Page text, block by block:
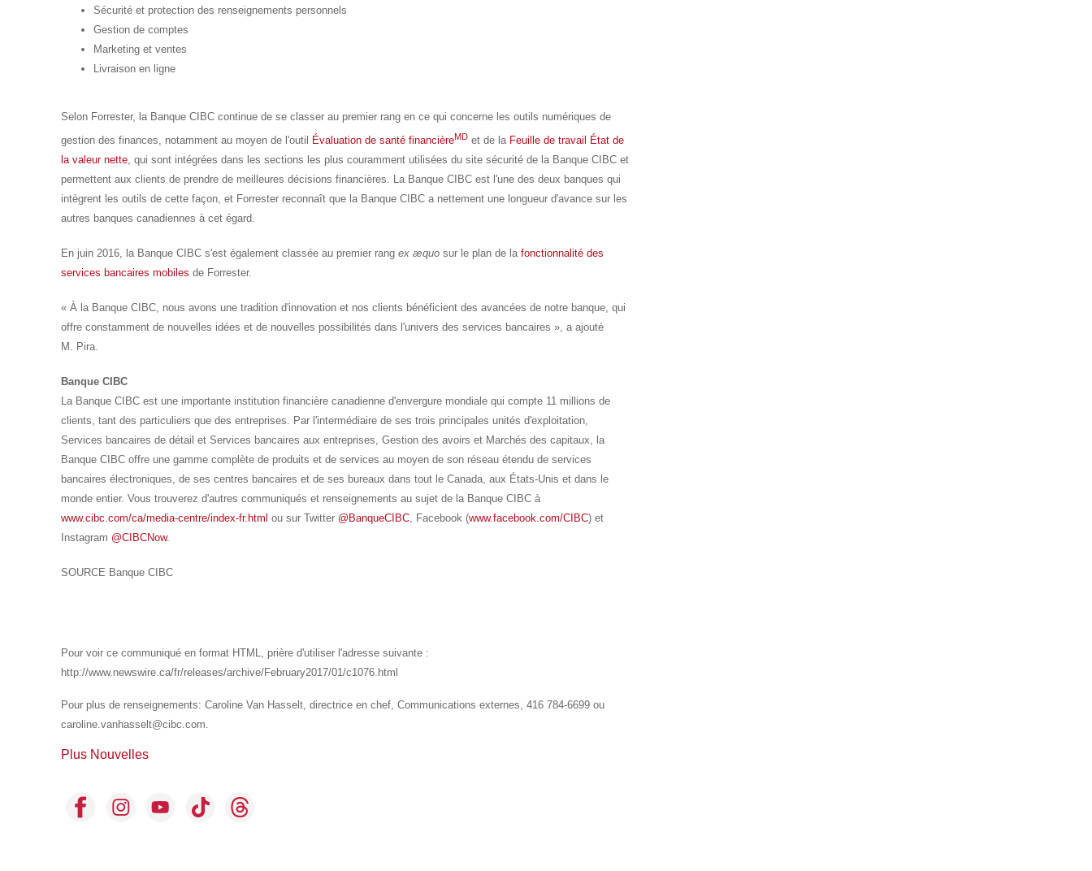
Sécurité et protection des renseignements personnels
Gestion de comptes
Marketing et ventes
Livraison en ligne
Selon Forrester, la Banque CIBC continue de se classer au premier rang en ce qui concerne les outils numériques de
gestion des finances, notamment au moyen de l'outil
Évaluation de santé financièreMD et de la Feuille de travail État de
la valeur nette, qui sont intégrées dans les sections les plus couramment utilisées du site sécurité de la Banque CIBC et
permettent aux clients de prendre de meilleures décisions financières. La Banque CIBC est l'une des deux banques qui
intègrent les outils de cette façon, et Forrester reconnaît que la Banque CIBC a nettement une longueur d'avance sur les
autres banques canadiennes à cet égard.
En juin 2016, la Banque CIBC s'est également classée au premier rangex æquo sur le plan de lafonctionnalité des
services bancaires mobiles de Forrester.
« À la Banque CIBC, nous avons une tradition d'innovation et nos clients bénéficient des avancées de notre banque, qui
offre constamment de nouvelles idées et de nouvelles possibilités dans l'univers des services bancaires », a ajouté
M. Pira.
Banque CIBC
La Banque CIBC est une importante institution financière canadienne d'envergure mondiale qui compte 11 millions de
clients, tant des particuliers que des entreprises. Par l'intermédiaire de ses trois principales unités d'exploitation,
Services bancaires de détail et Services bancaires aux entreprises, Gestion des avoirs et Marchés des capitaux, la
Banque CIBC offre une gamme complète de produits et de services au moyen de son réseau étendu de services
bancaires électroniques, de ses centres bancaires et de ses bureaux dans tout leCanada, aux États-Unis et dans le
monde entier. Vous trouverez d'autres communiqués et renseignements au sujet de la Banque CIBC à
www.cibc.com/ca/media-centre/index-fr.html ou sur Twitter @BanqueCIBC, Facebook (www.facebook.com/CIBC) et
Instagram @CIBCNow.
SOURCE Banque CIBC
Pour voir ce communiqué en format HTML, prière d'utiliser l'adresse suivante :
http://www.newswire.ca/fr/releases/archive/February2017/01/c1076.html
Pour plus de renseignements: Caroline Van Hasselt, directrice en chef, Communications externes, 416 784-6699 ou
caroline.vanhasselt@cibc.com.
Plus Nouvelles